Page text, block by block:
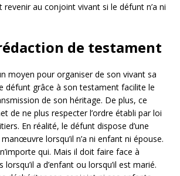
au conjoint vivant si le défunt n’a ni
de testament
moyen pour organiser de son vivant sa
défunt grâce à son testament facilite le
de son héritage. De plus, ce
de ne plus respecter l’ordre établi par loi
En réalité, le défunt dispose d’une
lorsqu’il n’a ni enfant ni épouse.
qui. Mais il doit faire face à
a d’enfant ou lorsqu’il est marié.